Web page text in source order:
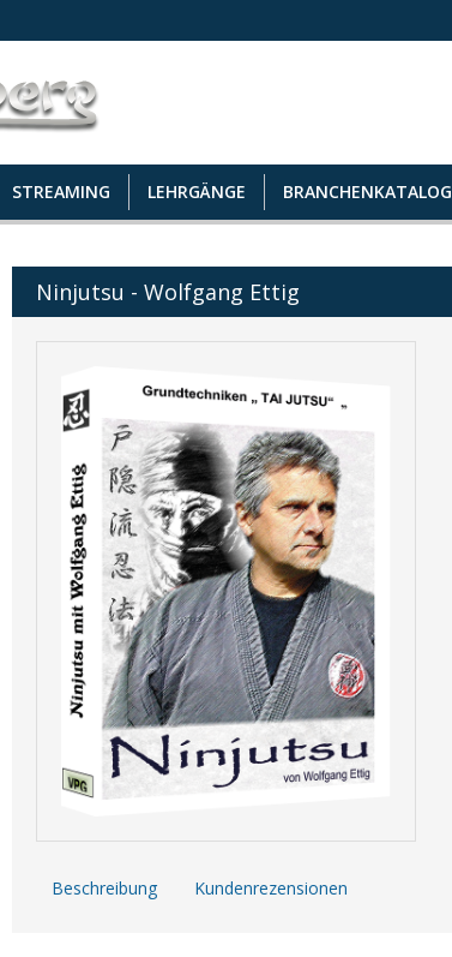
STREAMING LEHRGÄNGE BRANCHENKATALOG
Ninjutsu - Wolfgang Ettig
Beschreibung Kundenrezensionen